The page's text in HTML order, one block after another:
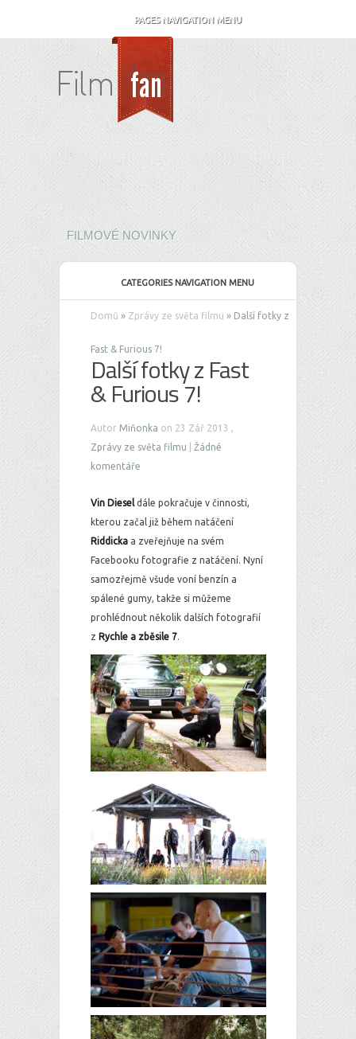
PAGES NAVIGATION MENU
FILMOVÉ NOVINKY
CATEGORIES NAVIGATION MENU
Domů » Zprávy ze světa filmu » Další fotky z
Fast & Furious 7!
Další fotky z Fast
& Furious 7!
Autor Miňonka on 23 Zář 2013 ,
Zprávy ze světa filmu
Žádné
komentáře
Vin Dieseldále pokračuje v činnosti,
kterou začal již během natáčení
Riddicka a zveřejňuje na svém
Facebooku fotografie z natáčení. Nyní
samozřejmě všude voní benzín a
spálené gumy, takže si můžeme
prohlédnout několik dalších fotografií
z Rychle a zběsile 7.